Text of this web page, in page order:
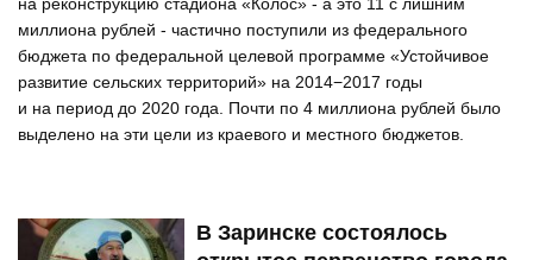
на реконструкцию стадиона «Колос» - а это 11 с лишним
миллиона рублей - частично поступили из федерального
бюджета по федеральной целевой программе «Устойчивое
развитие сельских территорий» на 2014−2017 годы
и на период до 2020 года. Почти по 4 миллиона рублей было
выделено на эти цели из краевого и местного бюджетов.
В Заринске состоялось